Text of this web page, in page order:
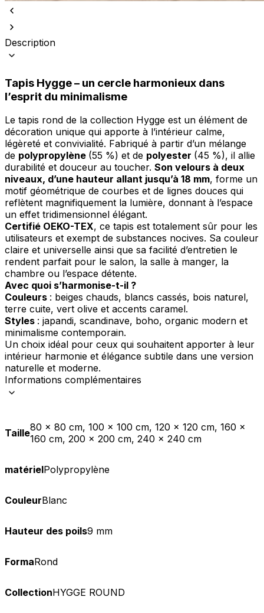
Description
Tapis Hygge – un cercle harmonieux dans
l’esprit du minimalisme
Le tapis rond de la collection Hygge est un élément de
décoration unique qui apporte à l’intérieur calme,
légèreté et convivialité. Fabriqué à partir d’un mélange
de polypropylène (55 %) et de polyester (45 %), il allie
durabilité et douceur au toucher. Son velours à deux
niveaux, d’une hauteur allant jusqu’à 18 mm, forme un
motif géométrique de courbes et de lignes douces qui
reflètent magnifiquement la lumière, donnant à l’espace
un effet tridimensionnel élégant.
Certifié OEKO-TEX, ce tapis est totalement sûr pour les
utilisateurs et exempt de substances nocives. Sa couleur
claire et universelle ainsi que sa facilité d’entretien le
rendent parfait pour le salon, la salle à manger, la
chambre ou l’espace détente.
Avec quoi s’harmonise-t-il ?
Couleurs : beiges chauds, blancs cassés, bois naturel,
terre cuite, vert olive et accents caramel.
Styles : japandi, scandinave, boho, organic modern et
minimalisme contemporain.
Un choix idéal pour ceux qui souhaitent apporter à leur
intérieur harmonie et élégance subtile dans une version
naturelle et moderne.
Informations complémentaires
Taille80 x 80 cm, 100 x 100 cm, 120 x 120 cm, 160 x
160 cm, 200 x 200 cm, 240 x 240 cm
matérielPolypropylène
CouleurBlanc
Hauteur des poils9 mm
FormaRond
CollectionHYGGE ROUND